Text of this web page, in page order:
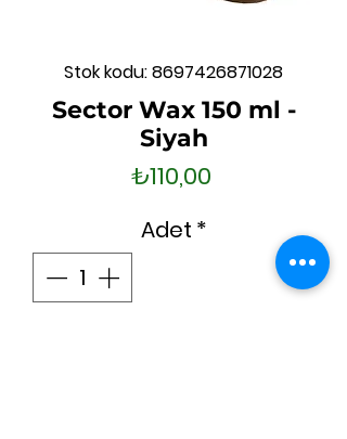
Stok kodu: 8697426871028
Sector Wax 150 ml -
Siyah
₺110,00Fiyat
Adet *